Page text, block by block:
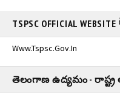
TSPSC OFFICIAL WEBSITE
Www.tspsc.gov.in
తెలంగాణ ఉద్యమం - రాష్ట్ర